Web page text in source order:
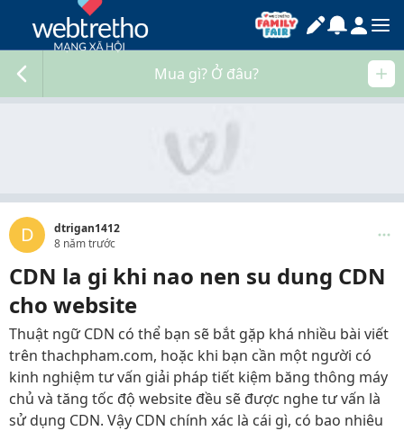
Mua gì? Ở đâu?
D
dtrigan1412
8 năm trước
CDN la gi khi nao nen su dung CDN
cho website
Thuật ngữ CDN có thể bạn sẽ bắt gặp khá nhiều bài viết
trên thachpham.com, hoặc khi bạn cần một người có
kinh nghiệm tư vấn giải pháp tiết kiệm băng thông máy
chủ và tăng tốc độ website đều sẽ được nghe tư vấn là
sử dụng CDN. Vậy CDN chính xác là cái gì, có bao nhiêu